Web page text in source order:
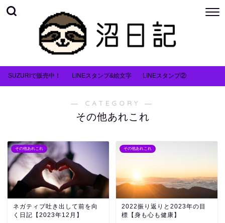
SUZURIで販売中！ LINEスタンプ&絵文字 LINEスタンプ②
― CATEGORY ―
その他あれこれ
その他あれこれ
ネガティブ吐き出して前を向
く日記【2023年12月】
その他あれこれ
2022振り返りと2023年の目
標【身も心も健康】